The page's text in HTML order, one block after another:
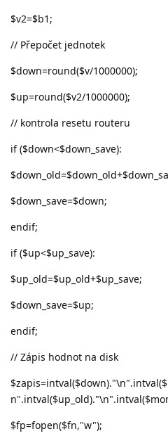
$v2=$b1;
// Přepočet jednotek
$down=round($v/1000000);
$up=round($v2/1000000);
// kontrola resetu routeru
if ($down<$down_save):
$down_save=$down;
endif;
if ($up<$up_save):
$up_old=$up_old+$up_save;
$down_save=$up;
endif;
// Zápis hodnot na disk
$fp=fopen($fn,"w");